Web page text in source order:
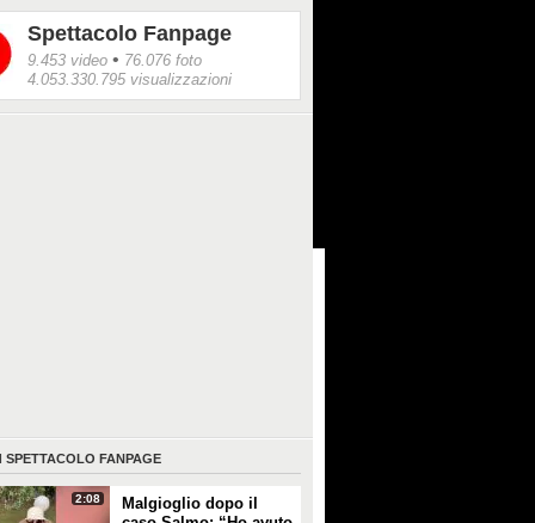
Spettacolo Fanpage
9.453 video • 76.076 foto
4.053.330.795 visualizzazioni
SPETTACOLO FANPAGE
2:08
Malgioglio dopo il